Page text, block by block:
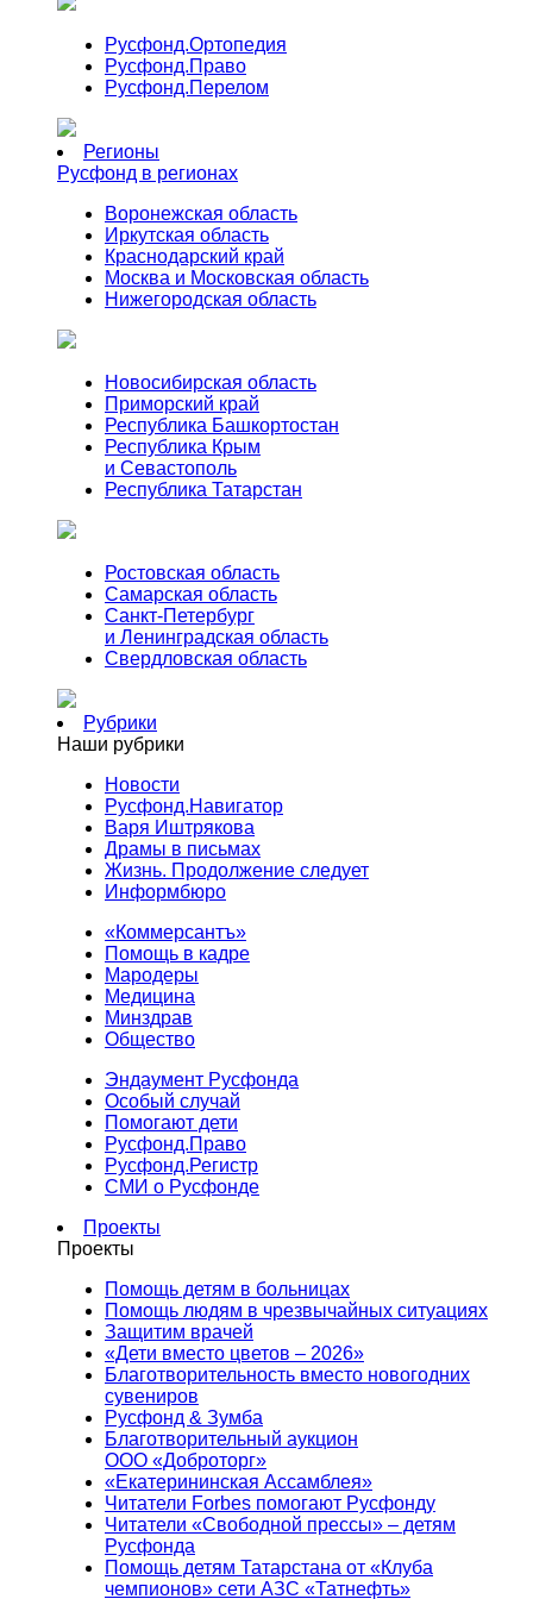
Русфонд.Ортопедия
Русфонд.Право
Русфонд.Перелом
Регионы
Русфонд в регионах
Воронежская область
Иркутская область
Краснодарский край
Москва и Московская область
Нижегородская область
Новосибирская область
Приморский край
Республика Башкортостан
Республика Крым
и Севастополь
Республика Татарстан
Ростовская область
Самарская область
Санкт-Петербург
и Ленинградская область
Свердловская область
Рубрики
Наши рубрики
Новости
Русфонд.Навигатор
Варя Иштрякова
Драмы в письмах
Жизнь. Продолжение следует
Информбюро
«Коммерсантъ»
Помощь в кадре
Мародеры
Медицина
Минздрав
Общество
Эндаумент Русфонда
Особый случай
Помогают дети
Русфонд.Право
Русфонд.Регистр
СМИ о Русфонде
Проекты
Проекты
Помощь детям в больницах
Помощь людям в чрезвычайных ситуациях
Защитим врачей
«Дети вместо цветов – 2026»
Благотворительность вместо новогодних
сувениров
Русфонд & Зумба
Благотворительный аукцион
ООО «Доброторг»
«Екатерининская Ассамблея»
Читатели Forbes помогают Русфонду
Читатели «Свободной прессы» – детям
Русфонда
Помощь детям Татарстана от «Клуба
чемпионов» сети АЗС «Татнефть»